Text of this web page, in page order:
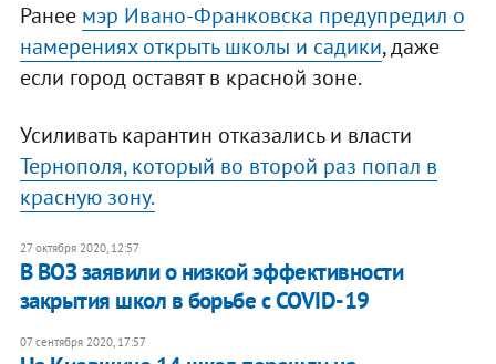
Ранее мэр Ивано-Франковска предупредил о
намерениях открыть школы и садики, даже
если город оставят в красной зоне.
Усиливать карантин отказались и власти
Тернополя, который во второй раз попал в
красную зону.
27 октября 2020, 12:57
В ВОЗ заявили о низкой эффективности
закрытия школ в борьбе с COVID-19
07 сентября 2020, 17:57